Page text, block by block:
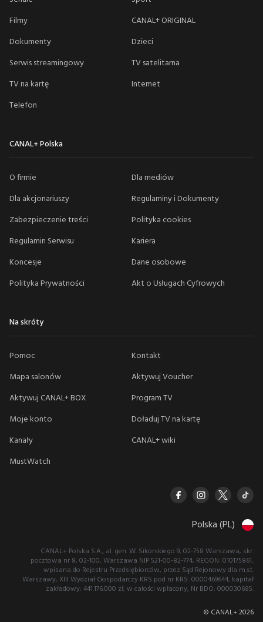
Filmy
CANAL+ ORIGINAL
Dokumenty
Dzieci
Serwis streamingowy
TV satelitarna
TV na kartę
Internet
Telefon
CANAL+ Polska
O firmie
Dla mediów
Dla akcjonariuszy
Regulaminy i Dokumenty
Zabezpieczenie treści
Polityka cookies
Regulamin Serwisu
Kariera
Koncesje
Dane osobowe
Polityka Prywatności
Akt o Usługach Cyfrowych
Na skróty
Pomoc
Kontakt
Mapa salonów
Aktywuj Voucher
Aktywuj CANAL+ BOX
Program TV
Moje konto
Doładuj TV na kartę
Kanały
CANAL+ wiki
MustWatch
Polska (PL)
CANAL+ Polska S.A., al. gen. W. Sikorskiego 9, 02-758 Warszawa, skr.
pocztowa nr 8, 02-100, Warszawa NIP 521-00-82-774, REGON: 010175861,
wpisana do Rejestru Przedsiębiorców, przez Sąd Rejonowy dla m.st.
Warszawy, XIII Wydział Gospodarczy KRS pod nr KRS: 0000469644, kapitał
zakładowy: 441.176.000 zł, w całości wpłacony, Nr BDO: 000030685.
© CANAL+2026